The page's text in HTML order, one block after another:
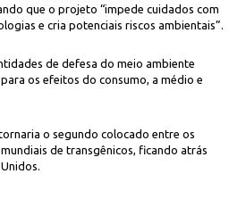
que o projeto “impede cuidados com
e cria potenciais riscos ambientais”.
de defesa do meio ambiente
os efeitos do consumo, a médio e
o segundo colocado entre os
de transgênicos, ficando atrás